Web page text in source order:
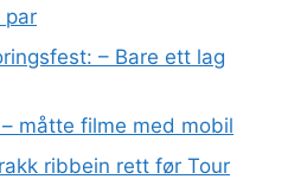
par
– Bare ett lag
måtte filme med mobil
ribbein rett før Tour